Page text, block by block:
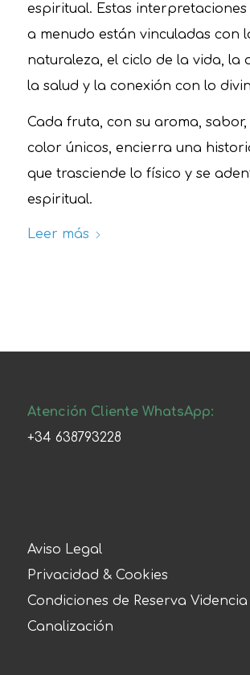
espiritual. Estas
a menudo están vinculadas con
naturaleza, el ciclo de la vida, la
la salud y la conexión con lo
Cada fruta, con su aroma,
color únicos, encierra una
que trasciende lo físico y se
espiritual.
Leer más
Atención Cliente WhatsApp:
+34 638793228
Aviso Legal
Privacidad & Cookies
Condiciones de Reserva Videncia
Canalización